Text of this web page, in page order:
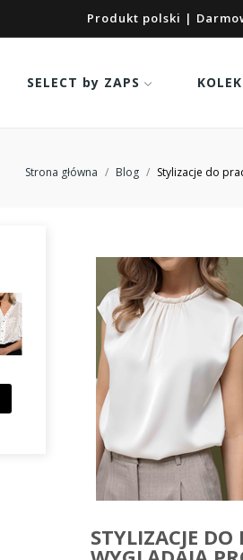
Produkt polski |
SELECT by ZAPS
Strona główna Blog Stylizacje do
STYLIZACJE